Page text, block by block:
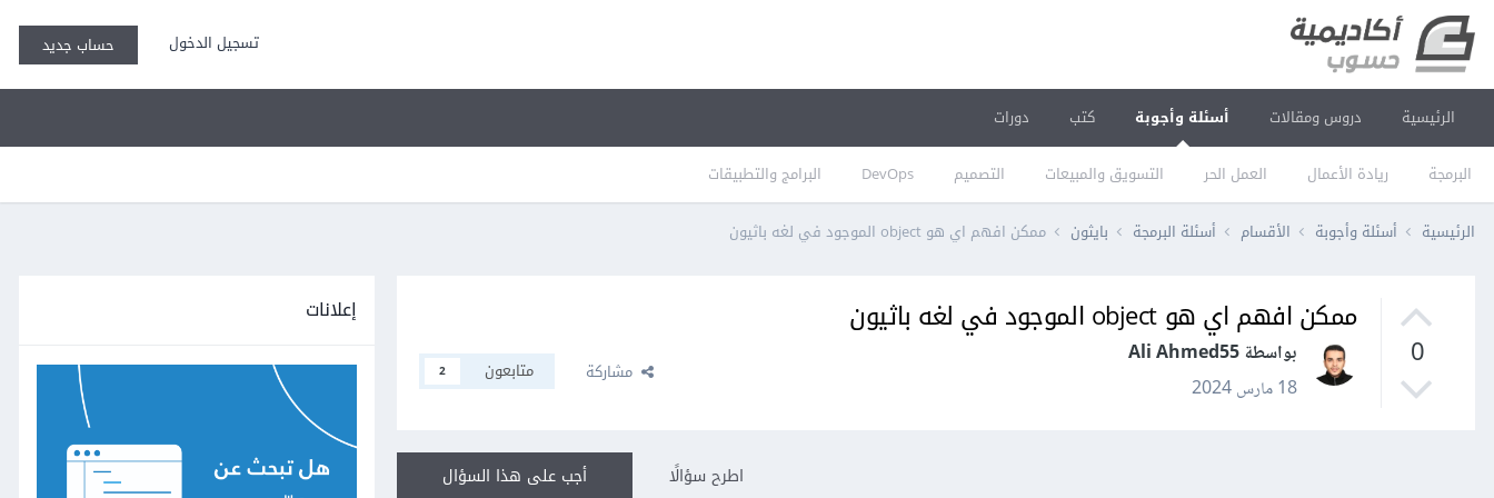
تسجيل الدخول حساب جديد
الرئيسية دروس ومقالات أسئلة وأجوبة
البرمجة ريادة الأعمال العمل الحر التسويق والمبيعات التصميم DevOps البرامج والتطبيقات
كتب دورات
الرئيسية أسئلة وأجوبة الأقسام أسئلة البرمجة بايثون ممكن افهم اي هو object الموجود في لغه باثيون
0
ممكن افهم اي هو object الموجود في لغه باثيون
بواسطة Ali Ahmed55
18 مارس 2024
مشاركة متابعون 2
أجب على هذا السؤال اطرح سؤالًا
إعلانات